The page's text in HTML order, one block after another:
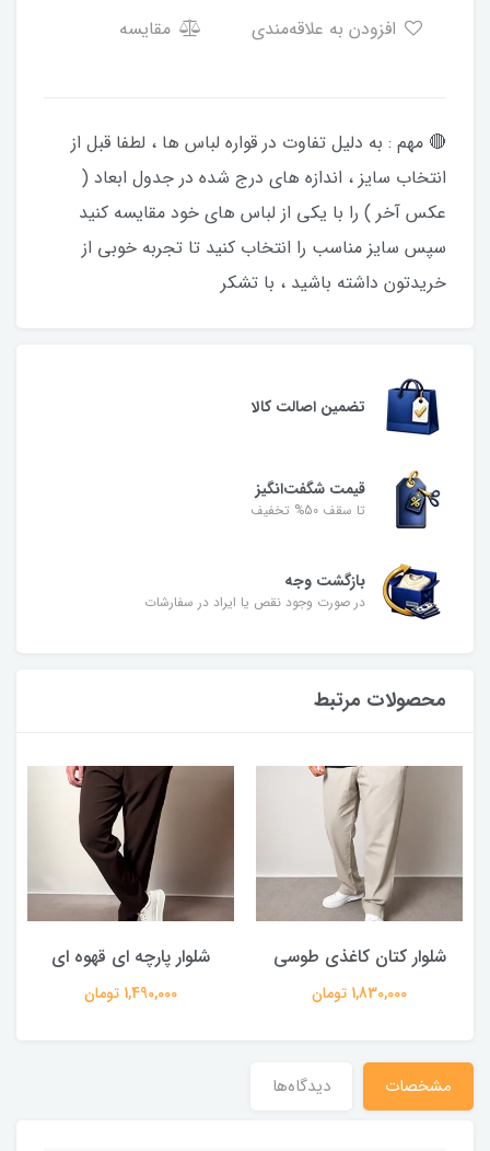
مقایسه
🔴 مهم : به دلیل تفاوت در قواره لباس ها ، لطفا قبل از
انتخاب سایز ، اندازه های درج شده در جدول ابعاد (
عکس آخر ) را با یکی از لباس های خود مقایسه کنید
سپس سایز مناسب را انتخاب کنید تا تجربه خوبی از
خریدتون داشته باشید ، با تشکر
تضمین اصالت کالا
قیمت شگفت‌انگیز
تا سقف 50% تخفیف
بازگشت وجه
در صورت وجود نقص یا ایراد در سفارشات
محصولات مرتبط
شلوار کتان کاغذی طوسی
1,830,000 تومان
شلوار پارچه ای قهوه ای
1,490,000 تومان
مشخصات دیدگاه‌ها